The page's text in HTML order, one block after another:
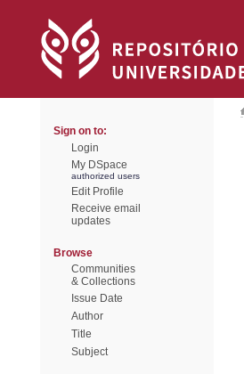
Sign on to:
Login
My DSpace
authorized users
Edit Profile
Receive email
updates
Browse
Communities
& Collections
Issue Date
Author
Title
Subject